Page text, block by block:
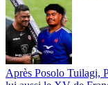
Après Posolo Tuilagi,